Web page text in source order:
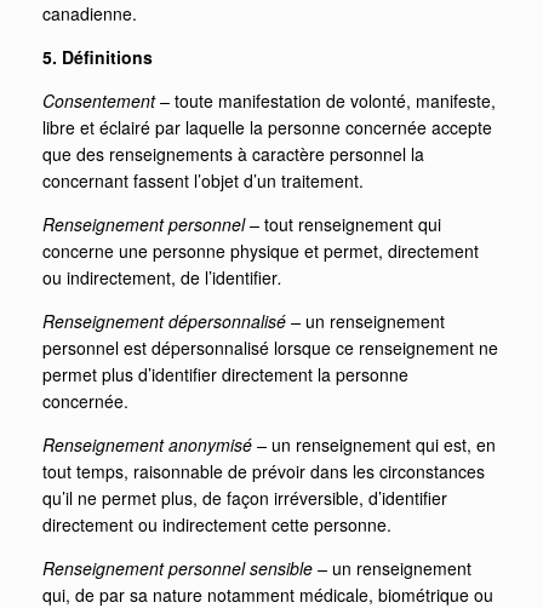
canadienne.
5. Définitions
Consentement – toute manifestation de volonté, manifeste,
libre et éclairé par laquelle la personne concernée accepte
que des renseignements à caractère personnel la
concernant fassent l’objet d’un traitement.
Renseignement personnel – tout renseignement qui
concerne une personne physique et permet, directement
ou indirectement, de l’identifier.
Renseignement dépersonnalisé – un renseignement
personnel est dépersonnalisé lorsque ce renseignement ne
permet plus d’identifier directement la personne
concernée.
Renseignement anonymisé – un renseignement qui est, en
tout temps, raisonnable de prévoir dans les circonstances
qu’il ne permet plus, de façon irréversible, d’identifier
directement ou indirectement cette personne.
Renseignement personnel sensible – un renseignement
qui, de par sa nature notamment médicale, biométrique ou